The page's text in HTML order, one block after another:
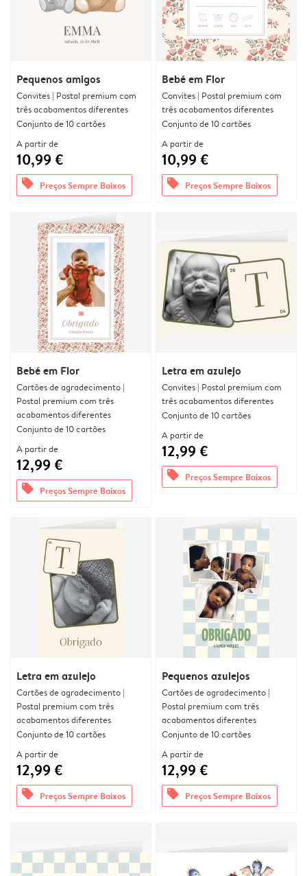
Pequenos amigos
Convites | Postal premium com
três acabamentos diferentes
Conjunto de 10 cartões
A partir de
10,99 €
offers Preços Sempre Baixos
Bebé em Flor
Convites | Postal premium com
três acabamentos diferentes
Conjunto de 10 cartões
A partir de
10,99 €
offers Preços Sempre Baixos
Bebé em Flor
Cartões de agradecimento |
Postal premium com três
acabamentos diferentes
Conjunto de 10 cartões
A partir de
12,99 €
offers Preços Sempre Baixos
Letra em azulejo
Convites | Postal premium com
três acabamentos diferentes
Conjunto de 10 cartões
A partir de
12,99 €
offers Preços Sempre Baixos
Letra em azulejo
Cartões de agradecimento |
Postal premium com três
acabamentos diferentes
Conjunto de 10 cartões
A partir de
12,99 €
offers Preços Sempre Baixos
Pequenos azulejos
Cartões de agradecimento |
Postal premium com três
acabamentos diferentes
Conjunto de 10 cartões
A partir de
12,99 €
offers Preços Sempre Baixos